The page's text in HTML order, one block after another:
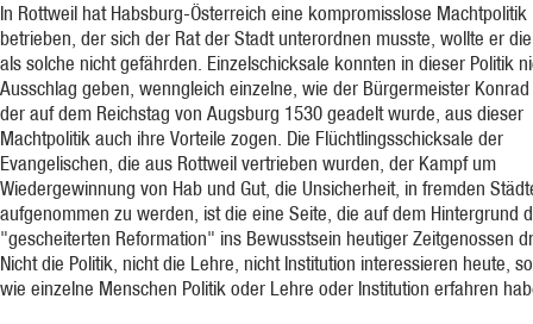
In Rottweil hat Habsburg-Österreich eine kompromisslose Machtpolitik
betrieben, der sich der Rat der Stadt unterordnen musste, wollte er
als solche nicht gefährden. Einzelschicksale konnten in dieser Politik
Ausschlag geben, wenngleich einzelne, wie der Bürgermeister
der auf dem Reichstag von Augsburg 1530 geadelt wurde, aus dieser
Machtpolitik auch ihre Vorteile zogen. Die Flüchtlingsschicksale der
Evangelischen, die aus Rottweil vertrieben wurden, der Kampf um
Wiedergewinnung von Hab und Gut, die Unsicherheit, in fremden
aufgenommen zu werden, ist die eine Seite, die auf dem Hintergrund
"gescheiterten Reformation" ins Bewusstsein heutiger Zeitgenossen
Nicht die Politik, nicht die Lehre, nicht Institution interessieren heute,
wie einzelne Menschen Politik oder Lehre oder Institution erfahren